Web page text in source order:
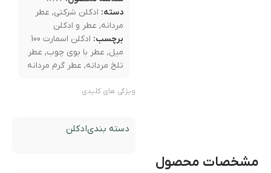
دسته: ادکلن شرکتی, عطر
مردانه, عطر و ادکلن
برچسب:
ادکلن اسمارت 100
میل, عطر با بوی چوب, عطر
تلخ مردانه, عطر گرم مردانه
ویژگی های کلیدی
دسته بندیادکلن
مشخصات محصول